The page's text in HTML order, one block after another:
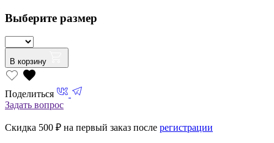
Выберите размер
В корзину
Поделиться
Задать вопрос
Скидка 500 ₽ на первый заказ после регистрации